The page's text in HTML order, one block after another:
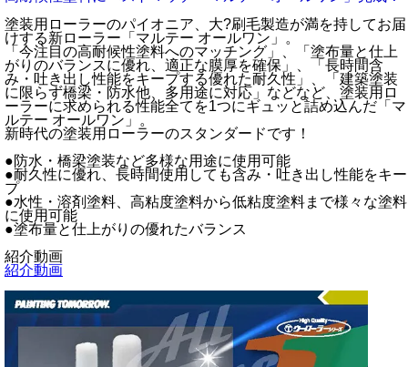
塗装用ローラーのパイオニア、大?刷毛製造が満を持してお届
けする新ローラー「マルテー オールワン」。
「今注目の高耐候性塗料へのマッチング」、「塗布量と仕上
がりのバランスに優れ、適正な膜厚を確保」、「長時間含
み・吐き出し性能をキープする優れた耐久性」、「建築塗装
に限らず橋梁・防水他、多用途に対応」などなど、塗装用ロ
ーラーに求められる性能全てを1つにギュッと詰め込んだ「マ
ルテー オールワン」。
新時代の塗装用ローラーのスタンダードです！
●防水・橋梁塗装など多様な用途に使用可能
●耐久性に優れ、長時間使用しても含み・吐き出し性能をキー
プ
●水性・溶剤塗料、高粘度塗料から低粘度塗料まで様々な塗料
に使用可能
●塗布量と仕上がりの優れたバランス
紹介動画
紹介動画